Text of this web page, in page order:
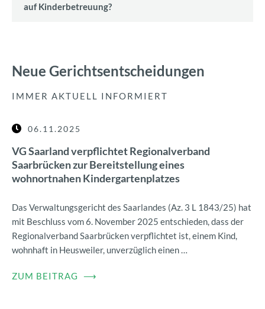
auf Kinderbetreuung?
Neue Gerichtsentscheidungen
IMMER AKTUELL INFORMIERT
06.11.2025
VG Saarland verpflichtet Regionalverband
Saarbrücken zur Bereitstellung eines
wohnortnahen Kindergartenplatzes
Das Verwaltungsgericht des Saarlandes (Az. 3 L 1843/25) hat
mit Beschluss vom 6. November 2025 entschieden, dass der
Regionalverband Saarbrücken verpflichtet ist, einem Kind,
wohnhaft in Heusweiler, unverzüglich einen …
ZUM BEITRAG ⟶